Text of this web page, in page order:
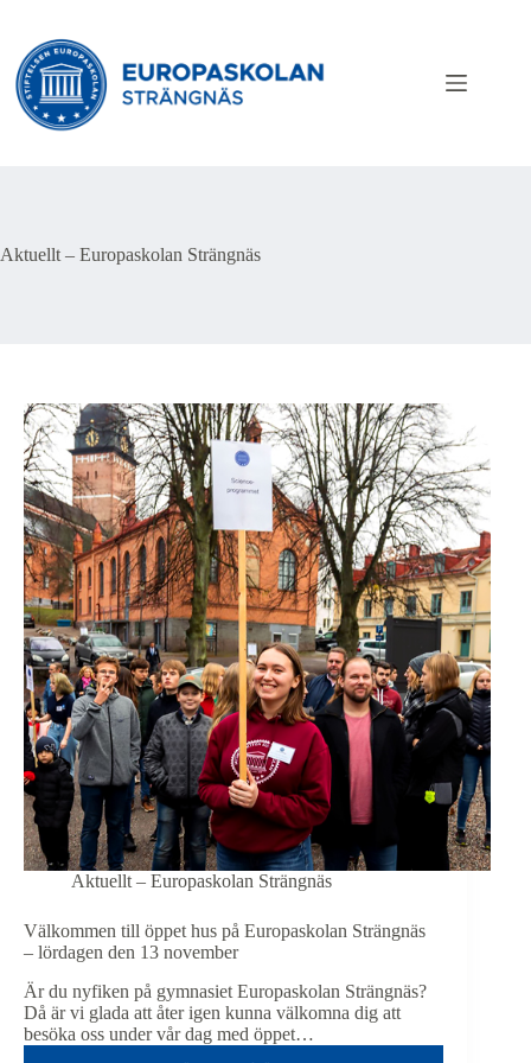
innehåll
Aktuellt – Europaskolan Strängnäs
Aktuellt – Europaskolan Strängnäs
Välkommen till öppet hus på Europaskolan Strängnäs
– lördagen den 13 november
Är du nyfiken på gymnasiet Europaskolan Strängnäs?
Då är vi glada att åter igen kunna välkomna dig att
besöka oss under vår dag med öppet…